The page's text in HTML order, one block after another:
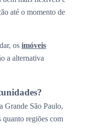
até o momento de
os imóveis
a alternativa
Grande São Paulo,
regiões com